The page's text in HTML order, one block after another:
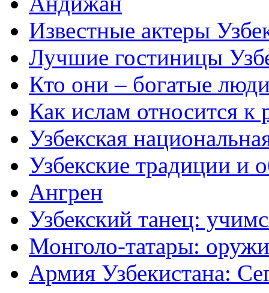
Известные актеры
Лучшие гостиницы
Кто они – богатые
Как ислам относится к
Узбекская
Узбекские традиции и
Ангрен
Узбекский танец:
Монголо-татары:
Армия Узбекистана: